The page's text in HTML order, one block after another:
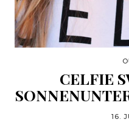
CELFIE
16.